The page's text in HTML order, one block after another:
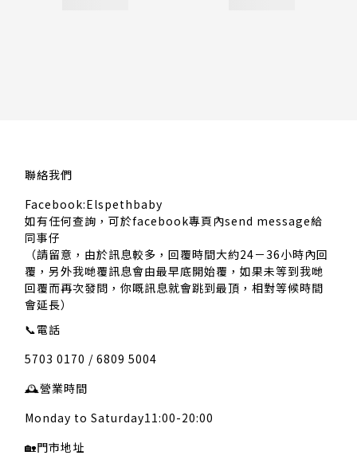
聯絡我們
Facebook:Elspethbaby
如有任何查詢，可於facebook專頁內send message給
同事仔
（請留意，由於訊息較多，回覆時間大約24－36小時內回
覆，另外我哋覆訊息會由最早底開始覆，如果未等到我哋
回覆而再次發問，你嘅訊息就會跳到最頂，相對等候時間
會延長）
📞電話
5703 0170 / 6809 5004
🕰️營業時間
Monday to Saturday11:00-20:00
🏡門市地址